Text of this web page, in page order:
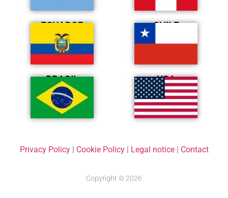
ECUADOR CHILE
BRASIL USA
Privacy Policy| Cookie Policy| Legal notice| Contact
Copyright © 2026